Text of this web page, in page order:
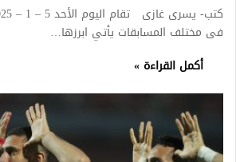
فى مختلف المسابقات يأتي ابرزها…
أكمل القراءة »